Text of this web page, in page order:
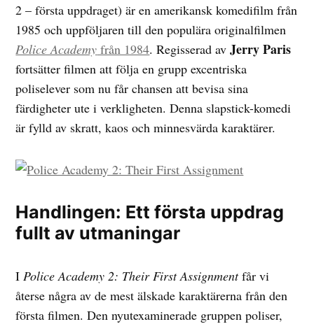
2 – första uppdraget) är en amerikansk komedifilm från
1985 och uppföljaren till den populära originalfilmen
Police Academy från 1984. Regisserad avJerry Paris
fortsätter filmen att följa en grupp excentriska
poliselever som nu får chansen att bevisa sina
färdigheter ute i verkligheten. Denna slapstick-komedi
är fylld av skratt, kaos och minnesvärda karaktärer.
Handlingen: Ett första uppdrag
fullt av utmaningar
IPolice Academy 2: Their First Assignmentfår vi
återse några av de mest älskade karaktärerna från den
första filmen. Den nyutexaminerade gruppen poliser,